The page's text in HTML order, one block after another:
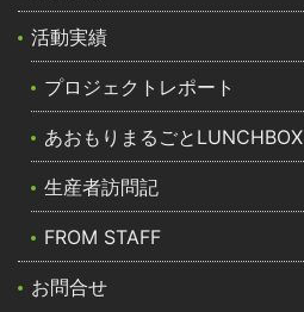
活動実績
プロジェクトレポート
あおもりまるごとLUNCHBOX
生産者訪問記
FROM STAFF
お問合せ